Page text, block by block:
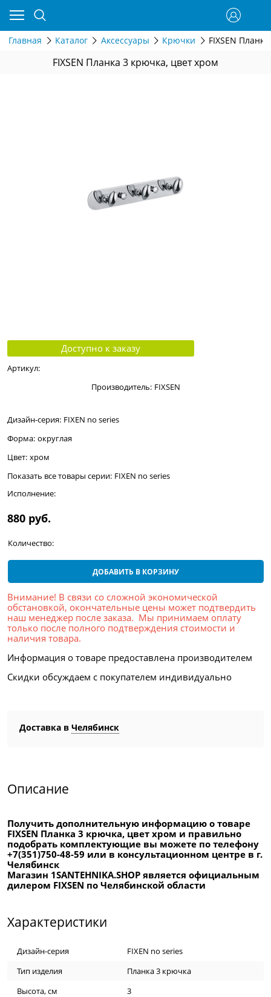
Главная Каталог Аксессуары Крючки FIXSEN
FIXSEN Планка 3 крючка, цвет хром
Доступно к заказу
Артикул:
Производитель: FIXSEN
Дизайн-серия: FIXEN no series
Форма: округлая
Цвет: хром
Показать все товары серии: FIXEN no series
Исполнение:
880 руб.
Количество:
ДОБАВИТЬ В КОРЗИНУ
Внимание! В связи со сложной экономической
обстановкой, окончательные цены может подтвердить
наш менеджер после заказа. Мы принимаем оплату
только после полного подтверждения стоимости и
наличия товара.
Информация о товаре предоставлена производителем
Скидки обсуждаем с покупателем индивидуально
Доставка в Челябинск
Описание
Получить дополнительную информацию о товаре
FIXSEN Планка 3 крючка, цвет хром и правильно
подобрать комплектующие вы можете по телефону
+7(351)750-48-59 или в консультационном центре в г.
Челябинск
Магазин 1SANTEHNIKA.SHOP является официальным
дилером FIXSEN по Челябинской области
Характеристики
Дизайн-серия
FIXEN no series
Тип изделия
Планка 3 крючка
Высота, см
3